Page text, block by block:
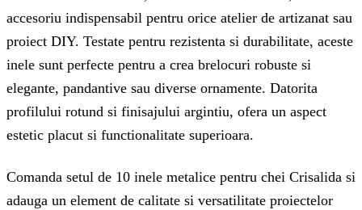
accesoriu indispensabil pentru orice atelier de artizanat sau
proiect DIY. Testate pentru rezistenta si durabilitate, aceste
inele sunt perfecte pentru a crea brelocuri robuste si
elegante, pandantive sau diverse ornamente. Datorita
profilului rotund si finisajului argintiu, ofera un aspect
estetic placut si functionalitate superioara.
Comanda setul de 10 inele metalice pentru chei Crisalida si
adauga un element de calitate si versatilitate proiectelor